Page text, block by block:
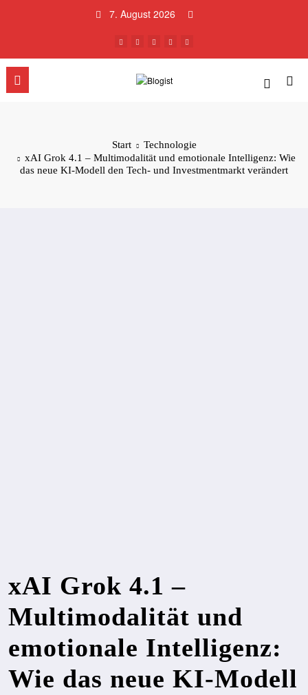
7. August 2026
Start
Technologie
xAI Grok 4.1 – Multimodalität und emotionale Intelligenz: Wie
das neue KI-Modell den Tech- und Investmentmarkt verändert
xAI Grok 4.1 –
Multimodalität und
emotionale Intelligenz:
Wie das neue KI-Modell